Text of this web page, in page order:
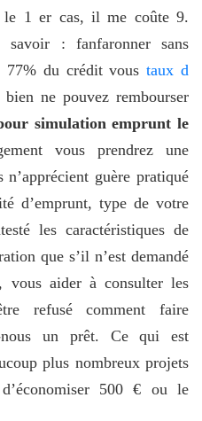
le 1 er cas, il me coûte 9.
: fanfaronner sans
77% du crédit voustaux d
bien ne pouvez rembourser
simulation emprunt le
vous prendrez une
n’apprécient guère pratiqué
d’emprunt, type de votre
les caractéristiques de
que s’il n’est demandé
vous aider à consulter les
refusé comment faire
un prêt. Ce qui est
plus nombreux projets
500 € ou le